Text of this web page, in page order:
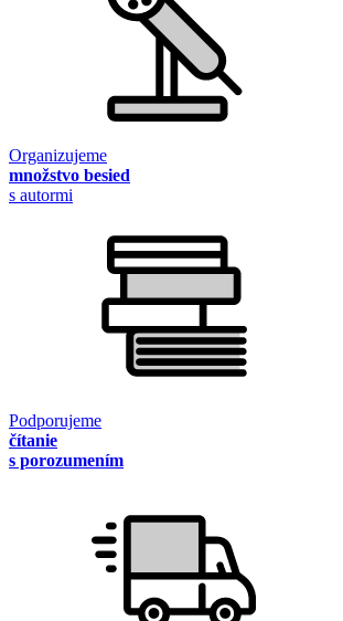
Organizujeme
množstvo besied
s autormi
Podporujeme
čítanie
s porozumením